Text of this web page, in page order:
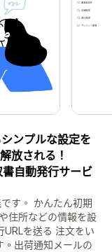
ンプルな設定を
放される！
自動発行サービ
す。 かんたん初期
住所などの情報を設
を送る 注文をい
。出荷通知メールの